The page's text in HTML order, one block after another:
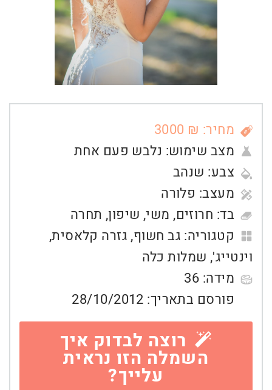
מחיר: ₪ 3000
מצב שימוש: נלבש פעם אחת
צבע: שנהב
מעצב: פלורה
בד: חרוזים, משי, שיפון, תחרה
קטגוריה: גב חשוף, גזרה קלאסית,
וינטייג', שמלות כלה
מידה: 36
פורסם בתאריך: 28/10/2012
רוצה לבדוק איך
השמלה הזו נראית
עלייך?